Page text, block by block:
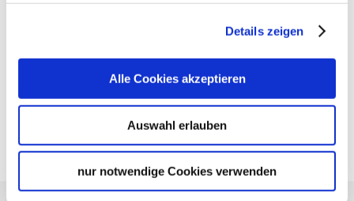
Details zeigen
Alle Cookies akzeptieren
Auswahl erlauben
nur notwendige Cookies verwenden
Verkehrs- und Tarifverbund Stuttgart GmbH
Deutsche Bahn AG
Fahrplanauskunft der DB
Google Maps Route